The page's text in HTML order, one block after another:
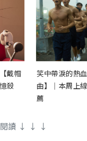
戴帽
殺
笑中帶淚的熱
曲】｜本周上
薦
讀 ↓ ↓ ↓